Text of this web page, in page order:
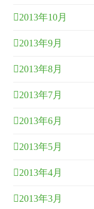
2013年10月
2013年9月
2013年8月
2013年7月
2013年6月
2013年5月
2013年4月
2013年3月